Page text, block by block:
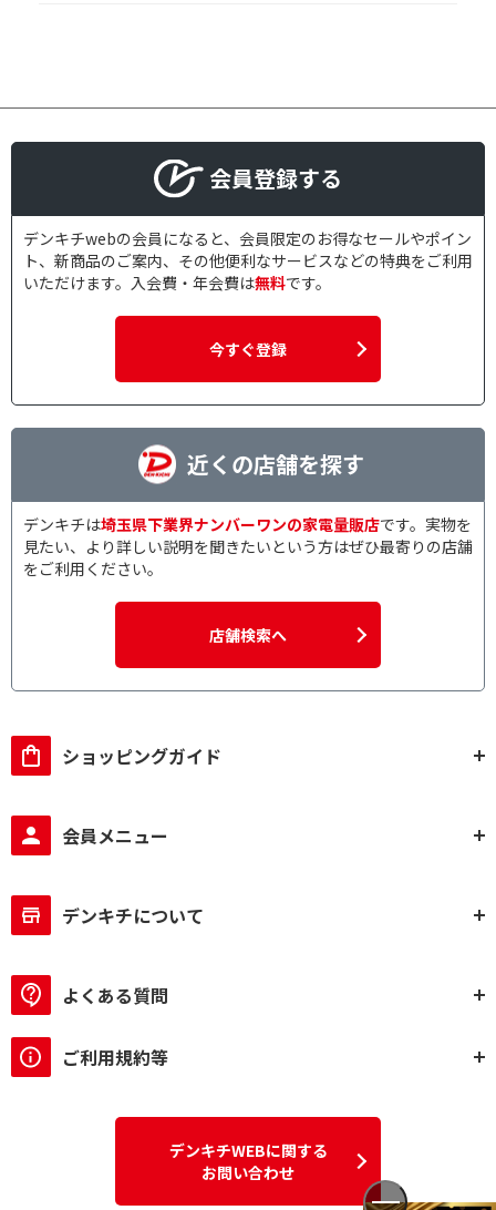
会員登録する
デンキチwebの会員になると、会員限定のお得なセールやポイン
ト、新商品のご案内、その他便利なサービスなどの特典をご利用
いただけます。入会費・年会費は無料です。
今すぐ登録
近くの店舗を探す
デンキチは埼玉県下業界ナンバーワンの家電量販店です。実物を
見たい、より詳しい説明を聞きたいという方はぜひ最寄りの店舗
をご利用ください。
店舗検索へ
ショッピングガイド
会員メニュー
デンキチについて
よくある質問
ご利用規約等
デンキチWEBに関する
お問い合わせ